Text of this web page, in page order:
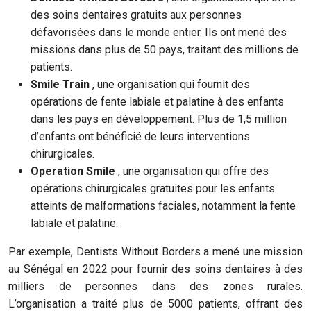
des soins dentaires gratuits aux personnes
défavorisées dans le monde entier. Ils ont mené des
missions dans plus de 50 pays, traitant des millions de
patients.
Smile Train , une organisation qui fournit des
opérations de fente labiale et palatine à des enfants
dans les pays en développement. Plus de 1,5 million
d’enfants ont bénéficié de leurs interventions
chirurgicales.
Operation Smile , une organisation qui offre des
opérations chirurgicales gratuites pour les enfants
atteints de malformations faciales, notamment la fente
labiale et palatine.
Par exemple, Dentists Without Borders a mené une mission
au Sénégal en 2022 pour fournir des soins dentaires à des
milliers de personnes dans des zones rurales.
L’organisation a traité plus de 5000 patients, offrant des